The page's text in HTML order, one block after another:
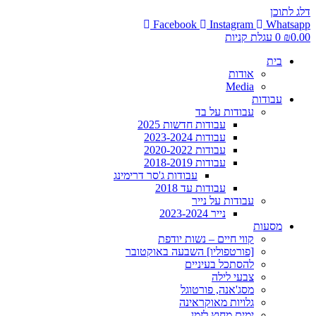
דלג לתוכן
Facebook
Instagram
Whatsapp
₪0.00
0 עגלת קניות
בית
אודות
Media
עבודות
עבודות על בד
עבודות חדשות 2025
עבודות 2023-2024
עבודות 2020-2022
עבודות 2018-2019
עבודות ג'סר דרימינג
עבודות עד 2018
עבודות על נייר
נייר 2023-2024
מסעות
קווי חיים – נשות יודפת
[פורטפוליו] השבעה באוקטובר
להסתכל בעיניים
צבעי לילה
מסג'אנה, פורטוגל
גלויות מאוקראינה